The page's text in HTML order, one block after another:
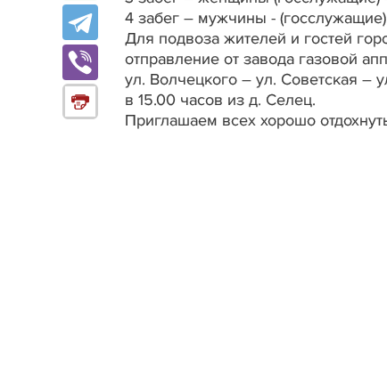
4 забег – мужчины -
Для подвоза жителей и гостей
отправление от завода газовой
ул. Волчецкого – ул. Советская –
в 15.00 часов из д. Селец.
Приглашаем всех хорошо